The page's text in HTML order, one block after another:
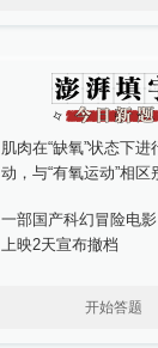
肌肉在“缺氧”状态下
动，与“有氧运动”相区
一部国产科幻冒险电
上映2天宣布撤档
开始答题